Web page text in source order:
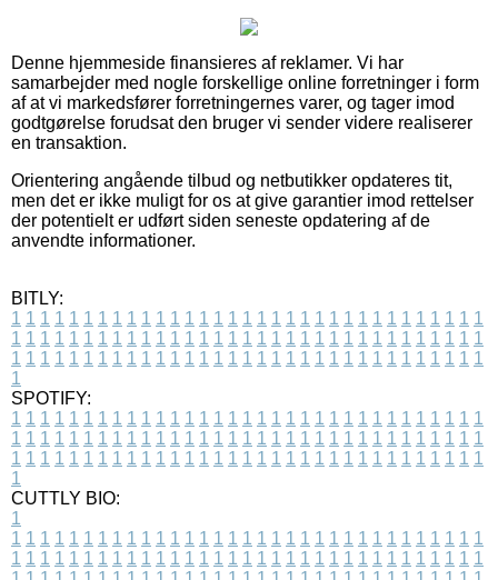
Denne hjemmeside finansieres af reklamer. Vi har
samarbejder med nogle forskellige online forretninger i form
af at vi markedsfører forretningernes varer, og tager imod
godtgørelse forudsat den bruger vi sender videre realiserer
en transaktion.
Orientering angående tilbud og netbutikker opdateres tit,
men det er ikke muligt for os at give garantier imod rettelser
der potentielt er udført siden seneste opdatering af de
anvendte informationer.
BITLY:
1 1 1 1 1 1 1 1 1 1 1 1 1 1 1 1 1 1 1 1 1 1 1 1 1 1 1 1 1 1 1 1 1
1 1 1 1 1 1 1 1 1 1 1 1 1 1 1 1 1 1 1 1 1 1 1 1 1 1 1 1 1 1 1 1 1
1 1 1 1 1 1 1 1 1 1 1 1 1 1 1 1 1 1 1 1 1 1 1 1 1 1 1 1 1 1 1 1 1
1
SPOTIFY:
1 1 1 1 1 1 1 1 1 1 1 1 1 1 1 1 1 1 1 1 1 1 1 1 1 1 1 1 1 1 1 1 1
1 1 1 1 1 1 1 1 1 1 1 1 1 1 1 1 1 1 1 1 1 1 1 1 1 1 1 1 1 1 1 1 1
1 1 1 1 1 1 1 1 1 1 1 1 1 1 1 1 1 1 1 1 1 1 1 1 1 1 1 1 1 1 1 1 1
1
CUTTLY BIO:
1
1 1 1 1 1 1 1 1 1 1 1 1 1 1 1 1 1 1 1 1 1 1 1 1 1 1 1 1 1 1 1 1 1
1 1 1 1 1 1 1 1 1 1 1 1 1 1 1 1 1 1 1 1 1 1 1 1 1 1 1 1 1 1 1 1 1